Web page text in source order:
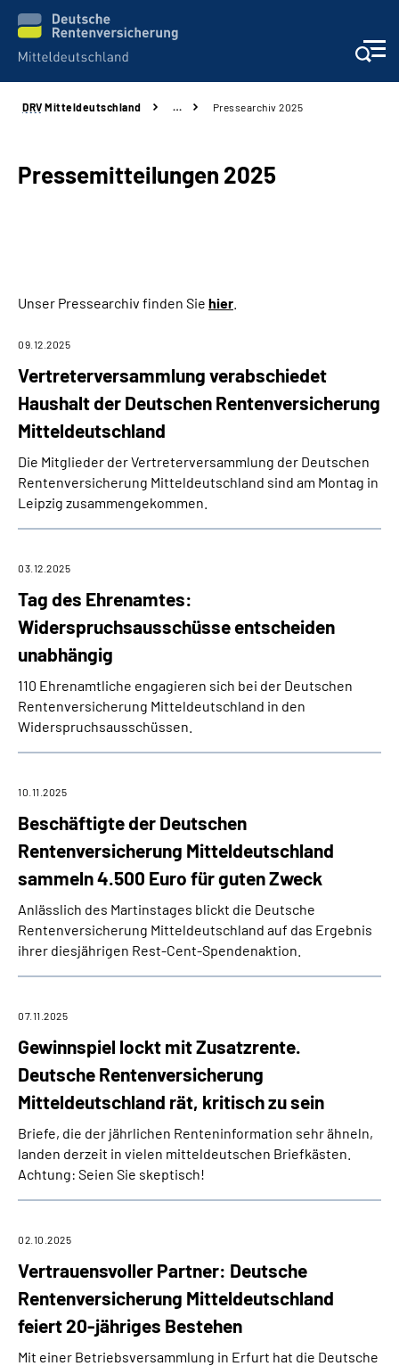
Aktuelles
Beratung und Kontakt
Online-Services
Inhalte in Gebärdensprache (DGS)
Leichte Sprache
Mein Kundenportal
DRV Mitteldeutschland … Pressearchiv 2025
Pressemitteilungen 2025
Unser Pressearchiv finden Sie hier
Vertreterversammlung verabschiedet
Haushalt der Deutschen Rentenversicherung
Mitteldeutschland
09.12.2025
Die Mitglieder der Vertreterversammlung der Deutschen
Rentenversicherung Mitteldeutschland sind am Montag in
Leipzig zusammengekommen.
Tag des Ehrenamtes:
Widerspruchsausschüsse entscheiden
unabhängig
03.12.2025
110 Ehrenamtliche engagieren sich bei der Deutschen
Rentenversicherung Mitteldeutschland in den
Widerspruchsausschüssen.
Beschäftigte der Deutschen
Rentenversicherung Mitteldeutschland
sammeln 4.500 Euro für guten Zweck
10.11.2025
Anlässlich des Martinstages blickt die Deutsche
Rentenversicherung Mitteldeutschland auf das Ergebnis
ihrer diesjährigen Rest-Cent-Spendenaktion.
Gewinnspiel lockt mit Zusatzrente.
Deutsche Rentenversicherung
Mitteldeutschland rät, kritisch zu sein
07.11.2025
Briefe, die der jährlichen Renteninformation sehr ähneln,
landen derzeit in vielen mitteldeutschen Briefkästen.
Achtung: Seien Sie skeptisch!
Vertrauensvoller Partner: Deutsche
Rentenversicherung Mitteldeutschland
feiert 20-jähriges Bestehen
02.10.2025
Mit einer Betriebsversammlung in Erfurt hat die Deutsche